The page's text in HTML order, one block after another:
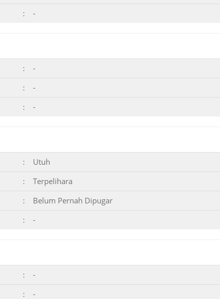
: -
:
-
:
-
: -
:
Utuh
:
Terpelihara
:
Belum Pernah Dipugar
: -
:
-
:
-